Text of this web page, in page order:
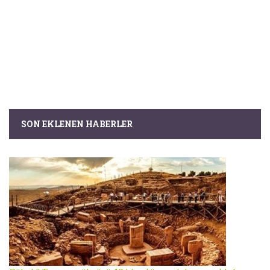
SON EKLENEN HABERLER